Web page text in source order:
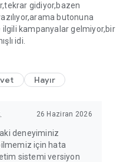
gidiyor,bazen
butonuna
ilgili kampanyalar gelmiyor,bir
idi.
Hayır
26 Haziran 2026
deneyiminiz
için hata
sistemi versiyon